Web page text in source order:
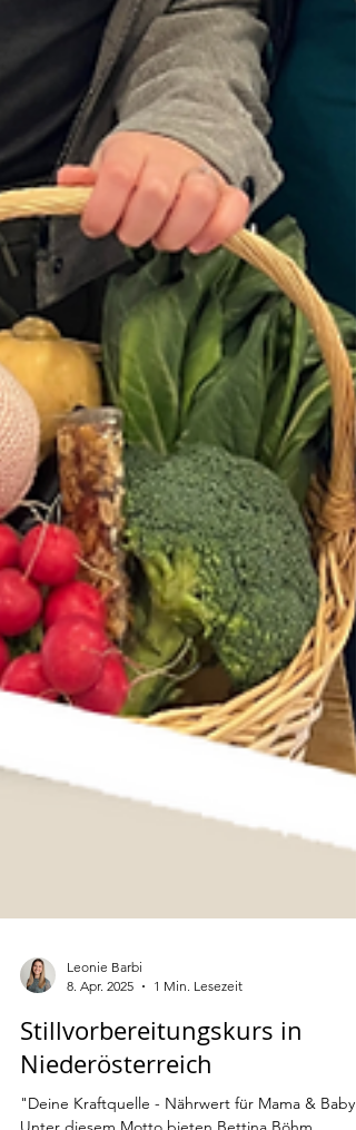
8. Apr. 2025
1 Min. Lesezeit
Stillvorbereitungskurs in
Niederösterreich